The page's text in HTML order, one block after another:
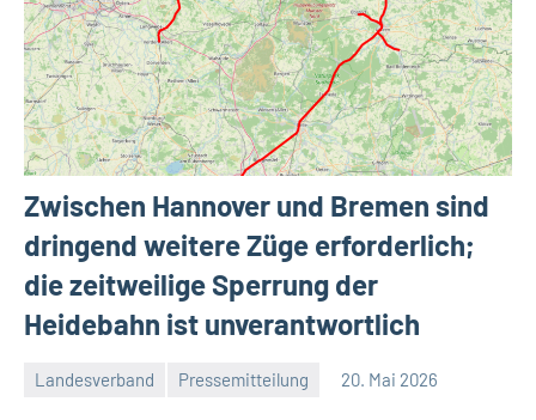
Zwischen Hannover und Bremen sind
dringend weitere Züge erforderlich;
die zeitweilige Sperrung der
Heidebahn ist unverantwortlich
Landesverband Pressemitteilung 20. Mai 2026